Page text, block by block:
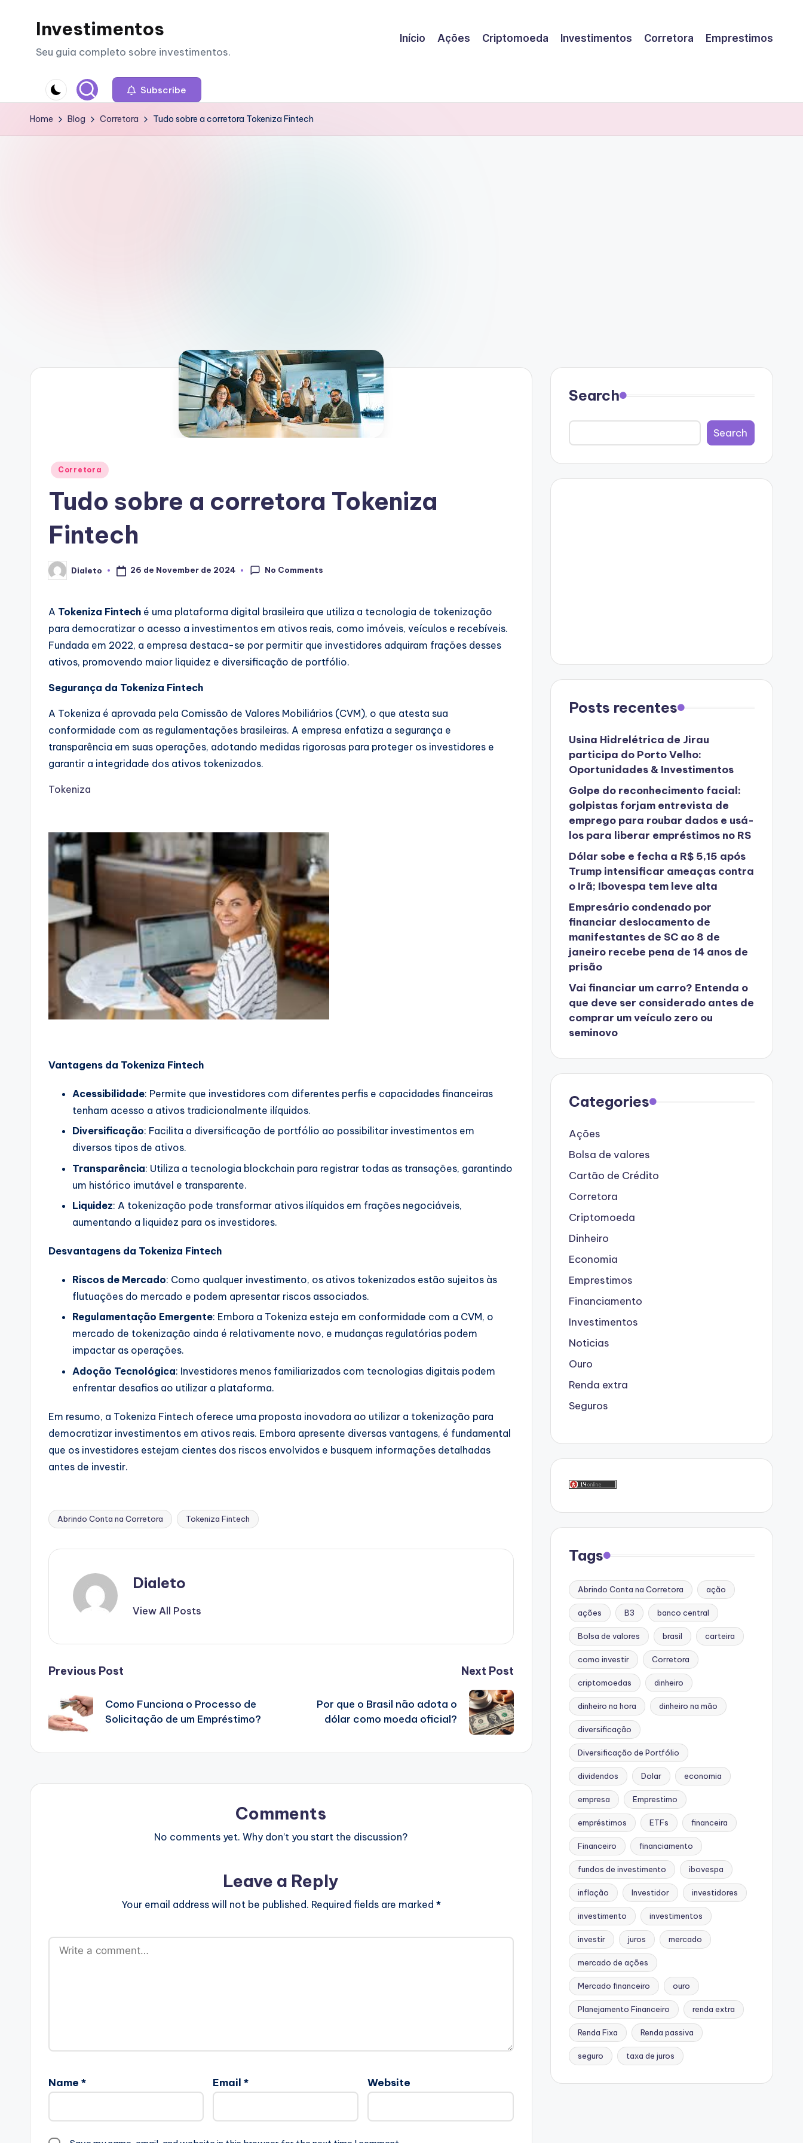
Investimentos
Seu guia completo sobre investimentos.
Início Ações Criptomoeda Investimentos Corretora Emprestimos
Subscribe
Home Blog Corretora Tudo sobre a corretora Tokeniza Fintech
Posted
Corretora
Tudo sobre a corretora Tokeniza
Fintech
Posted
by
Dialeto 26 de November de 2024 No Comments
A Tokeniza Fintech é uma plataforma digital brasileira que utiliza a tecnologia de tokenização
para democratizar o acesso a investimentos em ativos reais, como imóveis, veículos e recebíveis.
Fundada em 2022, a empresa destaca-se por permitir que investidores adquiram frações desses
ativos, promovendo maior liquidez e diversificação de portfólio.
Segurança da Tokeniza Fintech
A Tokeniza é aprovada pela Comissão de Valores Mobiliários (CVM), o que atesta sua
conformidade com as regulamentações brasileiras. A empresa enfatiza a segurança e
transparência em suas operações, adotando medidas rigorosas para proteger os investidores e
garantir a integridade dos ativos tokenizados.
Tokeniza
Vantagens da Tokeniza Fintech
Acessibilidade: Permite que investidores com diferentes perfis e capacidades financeiras
tenham acesso a ativos tradicionalmente ilíquidos.
Diversificação: Facilita a diversificação de portfólio ao possibilitar investimentos em
diversos tipos de ativos.
Transparência: Utiliza a tecnologia blockchain para registrar todas as transações, garantindo
um histórico imutável e transparente.
Liquidez: A tokenização pode transformar ativos ilíquidos em frações negociáveis,
aumentando a liquidez para os investidores.
Desvantagens da Tokeniza Fintech
Riscos de Mercado: Como qualquer investimento, os ativos tokenizados estão sujeitos às
flutuações do mercado e podem apresentar riscos associados.
Regulamentação Emergente: Embora a Tokeniza esteja em conformidade com a CVM, o
mercado de tokenização ainda é relativamente novo, e mudanças regulatórias podem
impactar as operações.
Adoção Tecnológica: Investidores menos familiarizados com tecnologias digitais podem
enfrentar desafios ao utilizar a plataforma.
Em resumo, a Tokeniza Fintech oferece uma proposta inovadora ao utilizar a tokenização para
democratizar investimentos em ativos reais. Embora apresente diversas vantagens, é fundamental
que os investidores estejam cientes dos riscos envolvidos e busquem informações detalhadas
antes de investir.
Tags:
Abrindo Conta na Corretora Tokeniza Fintech
Dialeto
View All Posts
Post
navigation
Previous Post
Como Funciona o Processo de
Solicitação de um Empréstimo?
Next Post
Por que o Brasil não adota o
dólar como moeda oficial?
Comments
No comments yet. Why don’t you start the discussion?
Leave a Reply
Your email address will not be published. Required fields are marked *
Name * Email * Website
Search
Search
Posts recentes
Usina Hidrelétrica de Jirau
participa do Porto Velho:
Oportunidades & Investimentos
Golpe do reconhecimento facial:
golpistas forjam entrevista de
emprego para roubar dados e usá-
los para liberar empréstimos no RS
Dólar sobe e fecha a R$ 5,15 após
Trump intensificar ameaças contra
o Irã; Ibovespa tem leve alta
Empresário condenado por
financiar deslocamento de
manifestantes de SC ao 8 de
janeiro recebe pena de 14 anos de
prisão
Vai financiar um carro? Entenda o
que deve ser considerado antes de
comprar um veículo zero ou
seminovo
Categories
Ações
Bolsa de valores
Cartão de Crédito
Corretora
Criptomoeda
Dinheiro
Economia
Emprestimos
Financiamento
Investimentos
Noticias
Ouro
Renda extra
Seguros
Tags
Abrindo Conta na Corretora ação
ações B3 banco central
Bolsa de valores brasil carteira
como investir Corretora
criptomoedas dinheiro
dinheiro na hora dinheiro na mão
diversificação
Diversificação de Portfólio
dividendos Dolar economia
empresa Emprestimo
empréstimos ETFs financeira
Financeiro financiamento
fundos de investimento ibovespa
inflação Investidor investidores
investimento investimentos
investir juros mercado
mercado de ações
Mercado financeiro ouro
Planejamento Financeiro renda extra
Renda Fixa Renda passiva
seguro taxa de juros